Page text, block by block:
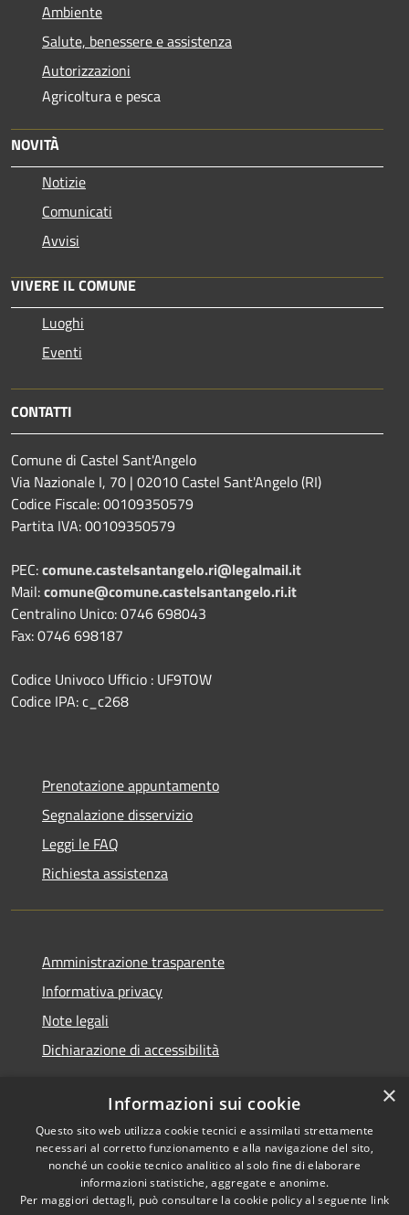
Ambiente
Salute, benessere e assistenza
Autorizzazioni
Agricoltura e pesca
NOVITÀ
Notizie
Comunicati
Avvisi
VIVERE IL COMUNE
Luoghi
Eventi
CONTATTI
Comune di Castel Sant'Angelo
Via Nazionale I, 70 | 02010 Castel Sant'Angelo (RI)
Codice Fiscale: 00109350579
Partita IVA: 00109350579
PEC:comune.castelsantangelo.ri@legalmail.it
Mail:comune@comune.castelsantangelo.ri.it
Centralino Unico: 0746 698043
Fax: 0746 698187
Codice Univoco Ufficio : UF9TOW
Codice IPA: c_c268
Prenotazione appuntamento
Segnalazione disservizio
Leggi le FAQ
Richiesta assistenza
Amministrazione trasparente
Informativa privacy
Note legali
Dichiarazione di accessibilità
RSS
Accessibilità
Cookie
Copyright © 2026 • Comune di
Castel Sant'Angelo • Powered
byMunicipium•
redazione
×
Informazioni sui cookie
Questo sito web utilizza cookie tecnici e assimilati strettamente
necessari al corretto funzionamento e alla navigazione del sito,
nonché un cookie tecnico analitico al solo fine di elaborare
informazioni statistiche, aggregate e anonime.
Per maggiori dettagli, può consultare la cookie policy al seguente link